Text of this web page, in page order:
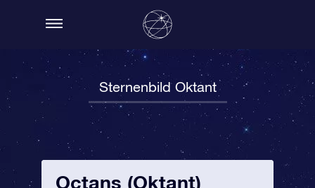
Sternenbild Oktant
Octans (Oktant)